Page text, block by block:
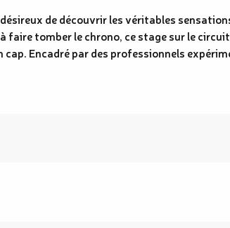
de découvrir les véritables
faire tomber le chrono, ce stage sur le
Encadré par des professionnels